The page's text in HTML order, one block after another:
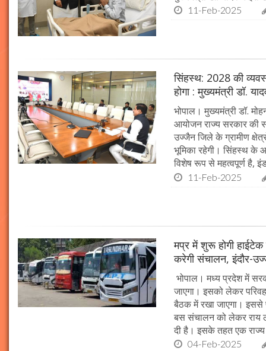
11-Feb-2025
सिंहस्थ: 2028 की
होगा : मुख्यमंत्री डॉ.
भोपाल। मुख्यमंत्री डॉ.
आयोजन राज्य सरकार की
उज्जैन जिले के ग्रामीण
भूमिका रहेगी। सिंहस्थ के
विशेष रूप से महत्वपूर्ण है,
11-Feb-2025
मप्र में शुरू होगी
करेगी संचालन, इंदौर-
भोपाल। मध्य प्रदेश में
जाएगा। इसको लेकर
बैठक में रखा जाएगा। इससे
बस संचालन को लेकर राय
दी है। इसके तहत एक
04-Feb-2025